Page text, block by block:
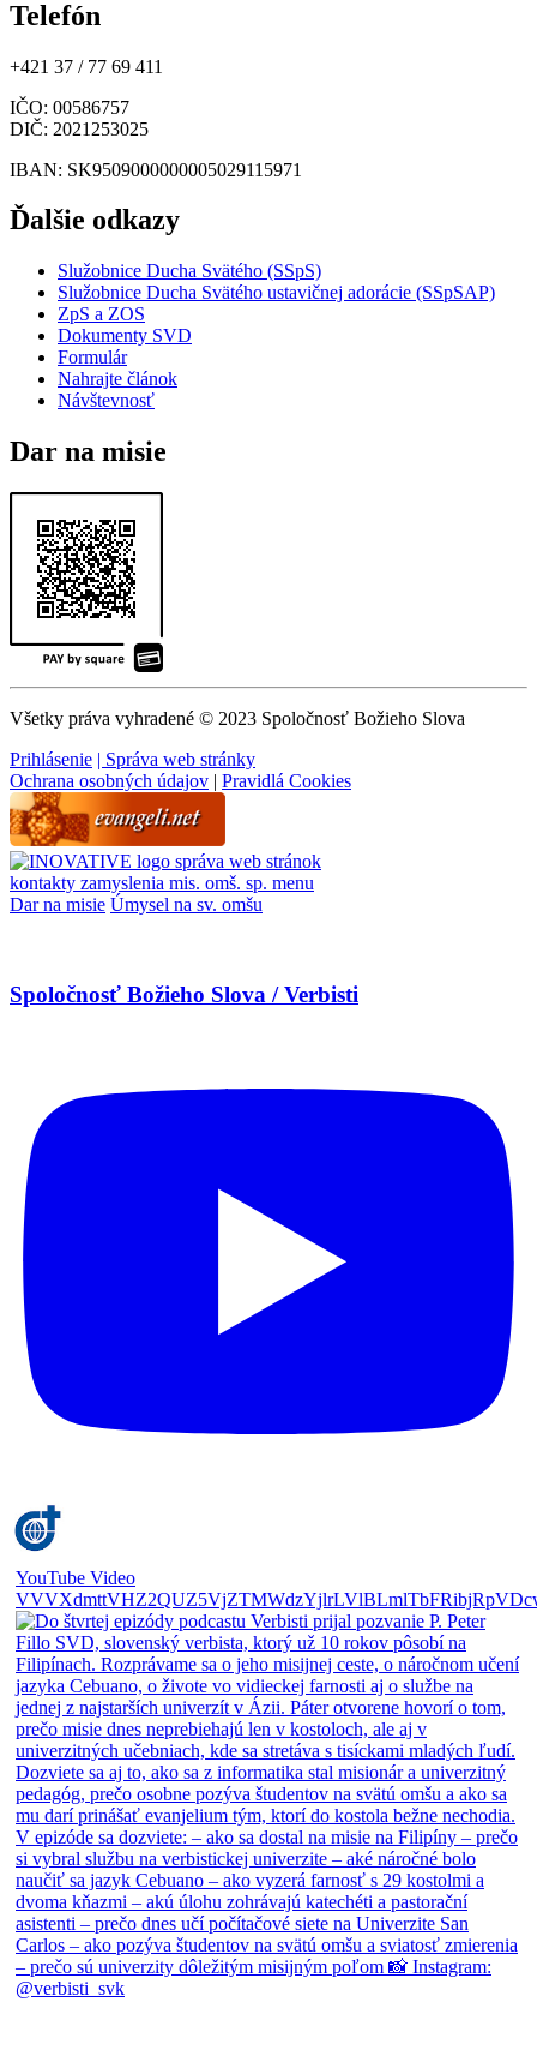
Telefón
+421 37 / 77 69 411
IČO: 00586757
DIČ: 2021253025
IBAN: SK9509000000005029115971
Ďalšie odkazy
Služobnice Ducha Svätého (SSpS)
Služobnice Ducha Svätého ustavičnej adorácie (SSpSAP)
ZpS a ZOS
Dokumenty SVD
Formulár
Nahrajte článok
Návštevnosť
Dar na misie
Všetky práva vyhradené © 2023 Spoločnosť Božieho Slova
Prihlásenie | Správa web stránky
Ochrana osobných údajov | Pravidlá Cookies
správa web stránok
kontakty zamyslenia mis. omš. sp. menu
Dar na misie Úmysel na sv. omšu
Spoločnosť Božieho Slova / Verbisti
YouTube Video